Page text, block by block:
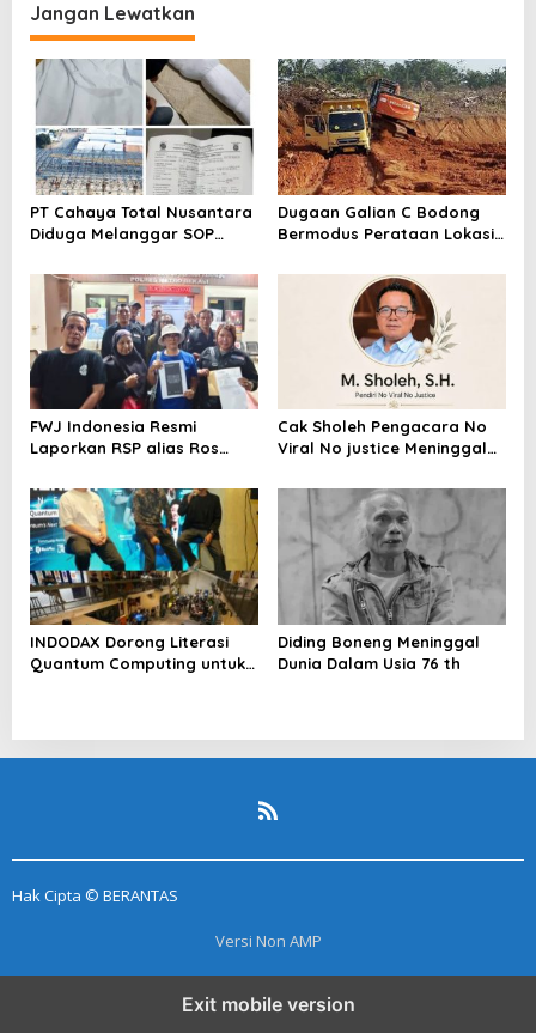
s
i
p
o
s
Jangan Lewatkan
PT Cahaya Total Nusantara
Diduga Melanggar SOP
Kerja Hingga meninggal
Dunia, Kluarga Korban
Merasa Di abaikan
Dugaan Galian C Bodong
Bermodus Perataan Lokasi
Riau Akan Tinjauan Lokasi
FWJ Indonesia Resmi
Laporkan RSP alias Ros
Cak Sholeh Pengacara No
Viral No justice Meninggal
INDODAX Dorong Literasi
Quantum Computing untuk
Diding Boneng Meninggal
Dunia Dalam Usia 76 th
Hak Cipta © BERANTAS
Versi Non AMP
Exit mobile version